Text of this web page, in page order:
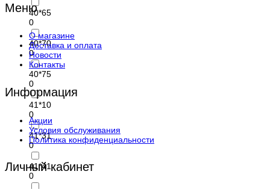
40*65
0
40*70
0
40*75
0
41*10
0
41*31
0
41*41
0
Меню
О магазине
Доставка и оплата
Новости
Контакты
Информация
Акции
Условия обслуживания
Политика конфиденциальности
Личный кабинет